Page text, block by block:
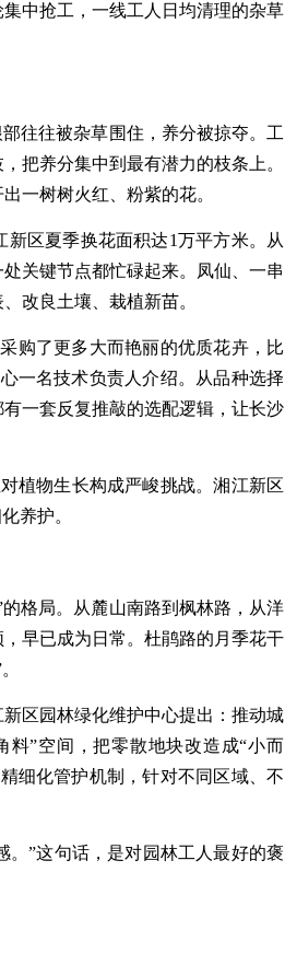
中抢工，一线工人日均清理的杂草
往往被杂草围住，养分被掠夺。工
把养分集中到最有潜力的枝条上。
一树树火红、粉紫的花。
区夏季换花面积达1万平方米。从
关键节点都忙碌起来。凤仙、一串
改良土壤、栽植新苗。
购了更多大而艳丽的优质花卉，比
一名技术负责人介绍。从品种选择
一套反复推敲的选配逻辑，让长沙
植物生长构成严峻挑战。湘江新区
养护。
格局。从麓山南路到枫林路，从洋
早已成为日常。杜鹃路的月季花干
区园林绿化维护中心提出：推动城
料”空间，把零散地块改造成“小而
细化管护机制，针对不同区域、不
。”这句话，是对园林工人最好的褒